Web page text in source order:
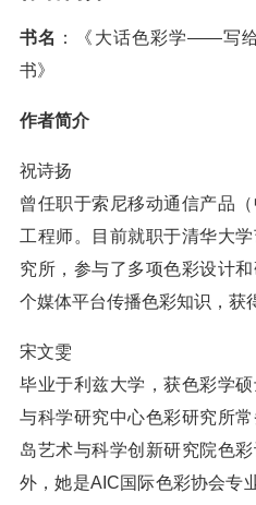
书名 ：《大话色彩学——写
书》
作者简介
祝诗扬
曾任职于索尼移动通信产品
工程师。目前就职于清华大
究所，参与了多项色彩设计
个媒体平台传播色彩知识，获
宋文雯
毕业于利兹大学，获色彩学
与科学研究中心色彩研究所
岛艺术与科学创新研究院色
外，她是AIC国际色彩协会专